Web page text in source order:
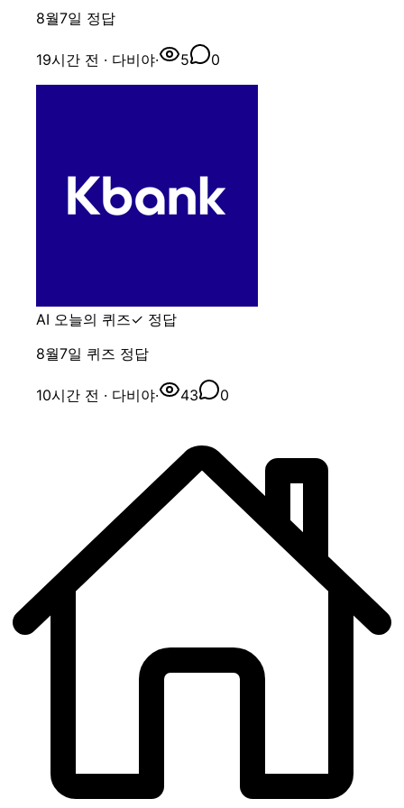
8월7일 정답
19시간 전 · 다비야· 5 0
AI 오늘의 퀴즈✓ 정답
8월7일 퀴즈 정답
10시간 전 · 다비야· 43 0